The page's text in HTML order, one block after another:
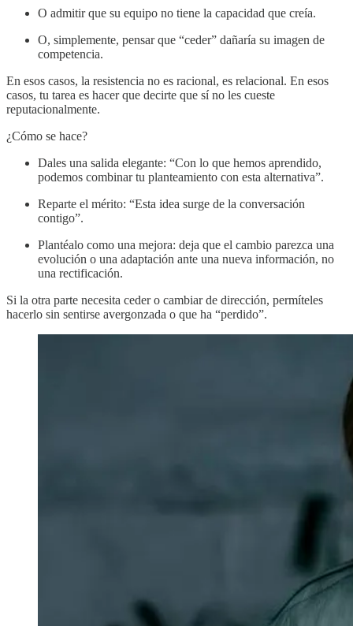
O admitir que su equipo no tiene la capacidad que creía.
O, simplemente, pensar que “ceder” dañaría su imagen de
competencia.
En esos casos, la resistencia no es racional, es relacional. En esos
casos, tu tarea es hacer que decirte que sí no les cueste
reputacionalmente.
¿Cómo se hace?
Dales una salida elegante: “Con lo que hemos aprendido,
podemos combinar tu planteamiento con esta alternativa”.
Reparte el mérito: “Esta idea surge de la conversación
contigo”.
Plantéalo como una mejora: deja que el cambio parezca una
evolución o una adaptación ante una nueva información, no
una rectificación.
Si la otra parte necesita ceder o cambiar de dirección, permíteles
hacerlo sin sentirse avergonzada o que ha “perdido”.